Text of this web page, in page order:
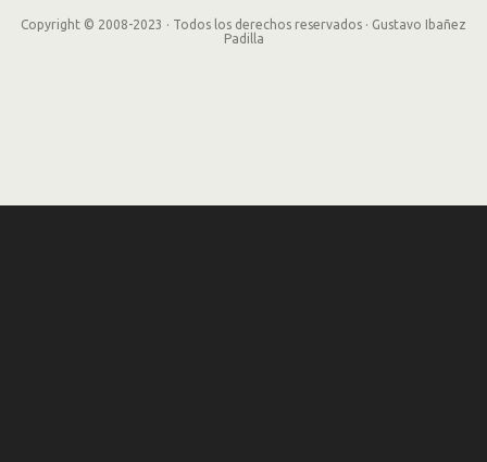
Copyright © 2008-2023 · Todos los derechos reservados · Gustavo Ibañez
Padilla